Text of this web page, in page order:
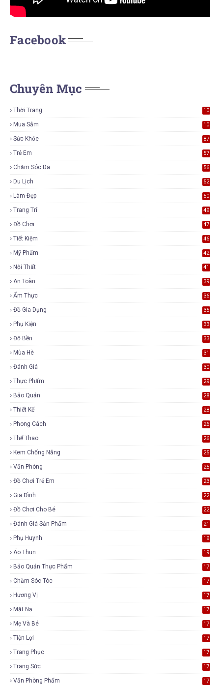
Facebook
Chuyên Mục
Thời Trang
10
Mua Sắm
10
Sức Khỏe 87
Trẻ Em 57
Chăm Sóc Da 56
Du Lịch 52
Làm Đẹp 50
Trang Trí 49
Đồ Chơi 47
Tiết Kiệm 46
Mỹ Phẩm 42
Nội Thất 41
An Toàn 39
Ẩm Thực 36
Đồ Gia Dụng 35
Phụ Kiện 33
Độ Bền 33
Mùa Hè 31
Đánh Giá 30
Thực Phẩm 29
Bảo Quản 28
Thiết Kế 28
Phong Cách 26
Thể Thao 26
Kem Chống Nắng 25
Văn Phòng 25
Đồ Chơi Trẻ Em 23
Gia Đình 22
Đồ Chơi Cho Bé 22
Đánh Giá Sản Phẩm 21
Phụ Huynh 19
Áo Thun 19
Bảo Quản Thực Phẩm 17
Chăm Sóc Tóc 17
Hương Vị 17
Mặt Nạ 17
Mẹ Và Bé 17
Tiện Lợi 17
Trang Phục 17
Trang Sức 17
Văn Phòng Phẩm 17